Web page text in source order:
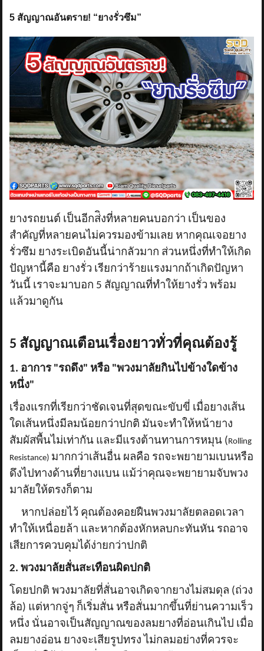
5 สัญญาณอันตราย! “ยางรั่วซึม”
ยางรถยนต์ เป็นอีกส่ิงที่หลายคนบอกว่า เป็นของ
สำคัญที่หลายคนไม่ควรมองข้ามเลย หากคุณเจอยาง
รั่วซึม ยางระเบิดอันนี้น่ากลัวมาก ส่วนหนึ่งที่ทำให้เกิด
ปัญหานี้คือ ยางรั่ว เรียกว่าร้ายแรงมากถ้าเกิดปัญหา
วันนี้ เราจะมาบอก 5 สัญญาณที่ทำให้ยางรั่ว พร้อม
แล้วมาดูกัน
5 สัญญาณเตือนเรื่องยาวทั่วที่คุณต้องรู้
1. อาการ "รถดึง" หรือ "พวงมาลัยกินไปข้างใดข้าง
หนึ่ง"
เรื่องแรกที่เรียกว่าชัดเจนที่สุดขณะขับขี่ เมื่อยางเส้น
ใดเส้นหนึ่งมีลมน้อยกว่าปกติ มันจะทำให้หน้ายาง
สัมผัสพื้นไม่เท่ากัน และมีแรงต้านทานการหมุน (Rolling
Resistance) มากกว่าเส้นอื่น ผลคือ รถจะพยายามเบนหรือ
ดึงไปทางด้านที่ยางแบน แม้ว่าคุณจะพยายามจับพวง
มาลัยให้ตรงก็ตาม
หากปล่อยไว้ คุณต้องคอยฝืนพวงมาลัยตลอดเวลา
ทำให้เหนื่อยล้า และหากต้องหักหลบกะทันหัน รถอาจ
เสียการควบคุมได้ง่ายกว่าปกติ
2. พวงมาลัยสั่นสะเทือนผิดปกติ
โดยปกติ พวงมาลัยที่สั่นอาจเกิดจากยางไม่สมดุล (ถ่วง
ล้อ) แต่หากจู่ๆ ก็เริ่มสั่น หรือสั่นมากขึ้นที่ย่านความเร็ว
หนึ่ง นั่นอาจเป็นสัญญาณของลมยางที่อ่อนเกินไป เมื่อ
ลมยางอ่อน ยางจะเสียรูปทรง ไม่กลมอย่างที่ควรจะ